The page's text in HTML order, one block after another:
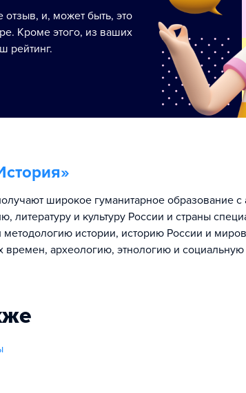
отзыв, и, может быть, это
Кроме этого, из ваших
рейтинг.
»
широкое гуманитарное образование с
литературу и культуру России и страны
методологию истории, историю России и
археологию, этнологию и